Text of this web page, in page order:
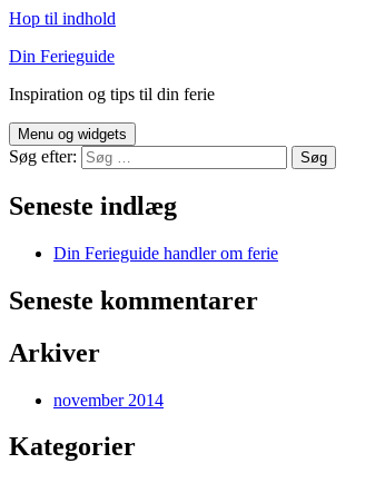
Hop til indhold
Din Ferieguide
Inspiration og tips til din ferie
Menu og widgets
Søg efter:
Seneste indlæg
Din Ferieguide handler om ferie
Seneste kommentarer
Arkiver
november 2014
Kategorier